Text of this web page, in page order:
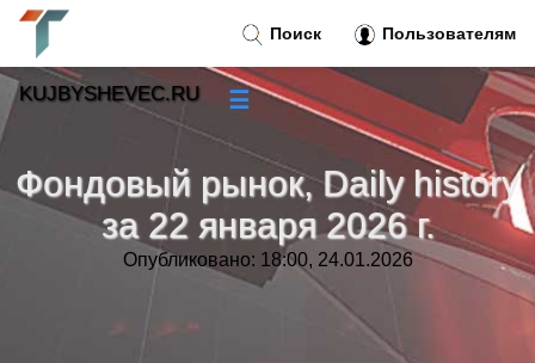
Фондовый рынок, Daily history
за 22 января 2026 г.
Опубликовано: 18:00, 24.01.2026
Поиск Пользователям
KUJBYSHEVEC.RU ☰
»
Тренды новостей »
»